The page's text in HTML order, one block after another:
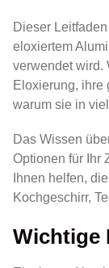
Dieser
eloxiertem
verwendet wird.
Eloxierung, ihre
warum sie in
Das Wissen
Optionen für Ihr
Ihnen helfen,
Kochgeschirr,
Wichtige